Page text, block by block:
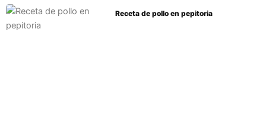
Receta de pollo en pepitoria